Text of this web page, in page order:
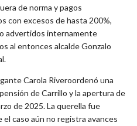
de norma y pagos
con excesos de hasta 200%,
advertidos internamente
al entonces alcaldeGonzalo
Carola Riveroordenó una
de Carrillo y la apertura de
de 2025. La querella fue
el caso aún no registra avances